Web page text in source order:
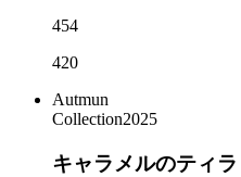
454
420
Autmun
Collection2025
キャラメルのティ